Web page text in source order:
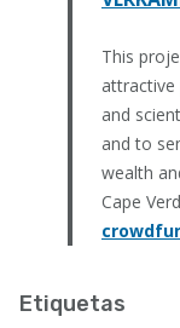
This
and
and to
wealth
Cape
Etiquetas